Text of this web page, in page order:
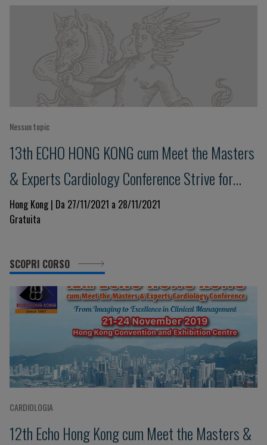
Nessun topic
13th ECHO HONG KONG cum Meet the Masters
& Experts Cardiology Conference Strive for
Clinical Excellence in COVID Pandemic
Hong Kong | Da 27/11/2021 a 28/11/2021
Gratuita
SCOPRI CORSO
CARDIOLOGIA
12th Echo Hong Kong cum Meet the Masters &